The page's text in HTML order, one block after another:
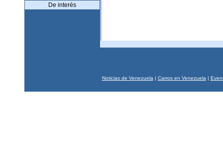
De interés
Noticias de Venezuela | Carros en Venezuela |